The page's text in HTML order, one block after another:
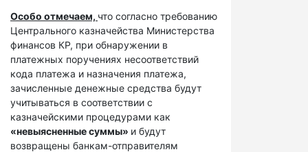
Особо отмечаем, что согласно требованию
Центрального казначейства Министерства
финансов КР, при обнаружении в
платежных поручениях несоответствий
кода платежа и назначения платежа,
зачисленные денежные средства будут
учитываться в соответствии с
казначейскими процедурами как
«невыясненные суммы» и будут
возвращены банкам-отправителям